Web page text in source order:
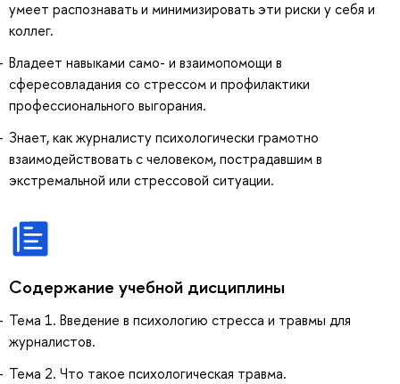
умеет распознавать и минимизировать эти риски у себя и
коллег.
Владеет навыками само- и взаимопомощи в
сфересовладания со стрессом и профилактики
профессионального выгорания.
Знает, как журналисту психологически грамотно
взаимодействовать с человеком, пострадавшим в
экстремальной или стрессовой ситуации.
Содержание учебной дисциплины
Тема 1. Введение в психологию стресса и травмы для
журналистов.
Тема 2. Что такое психологическая травма.